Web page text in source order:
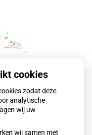
cookies
zodat deze
analytische
wij uw
wij samen met